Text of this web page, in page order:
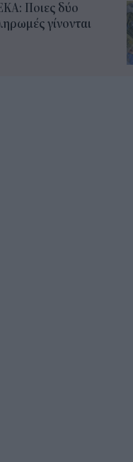
Ποιες δύο
γίνονται